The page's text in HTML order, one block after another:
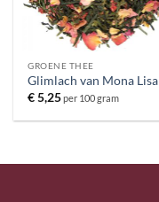
GROENE THEE
Glimlach van Mona Lisa
€5,25per 100 gram